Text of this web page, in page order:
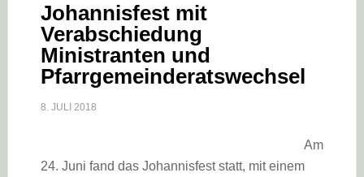
Johannisfest mit
Verabschiedung
Ministranten und
Pfarrgemeinderatswechsel
8. JULI 2018
Am
24. Juni fand das Johannisfest statt, mit einem